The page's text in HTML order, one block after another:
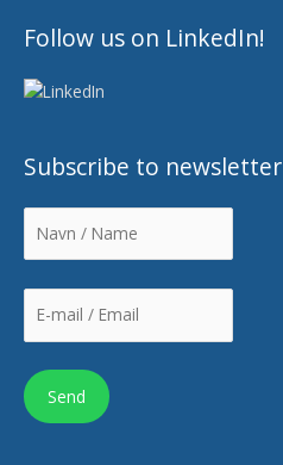
Follow us on LinkedIn!
Subscribe to newsletter